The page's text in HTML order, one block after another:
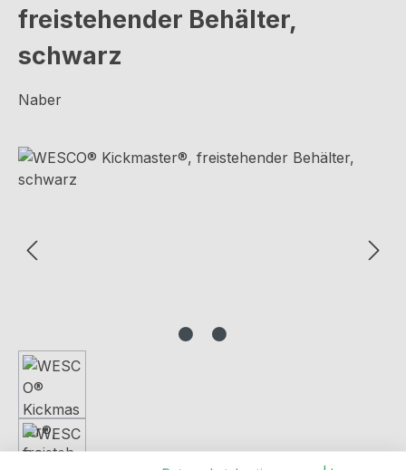
freistehender Behälter,
schwarz
Naber
Bildergalerie überspringen